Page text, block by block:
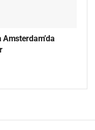
Amsterdam’da